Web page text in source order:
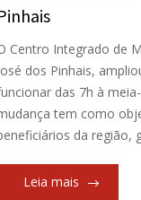
Centro Integrado de
dos Pinhais,
das 7h à
tem como
da região,
Leia mais